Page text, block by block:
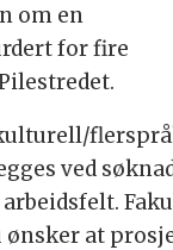
om en
for fire
ved
at